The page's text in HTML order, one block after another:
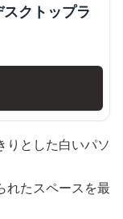
クトップラ
りとした白いパソ
れたスペースを最